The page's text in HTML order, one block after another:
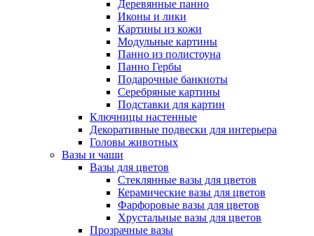
Деревянные панно
Иконы и лики
Картины из кожи
Модульные картины
Панно из полистоуна
Панно Гербы
Подарочные банкноты
Серебряные картины
Подставки для картин
Ключницы настенные
Декоративные подвески для интерьера
Головы животных
Вазы и чаши
Вазы для цветов
Стеклянные вазы для цветов
Керамические вазы для цветов
Фарфоровые вазы для цветов
Хрустальные вазы для цветов
Прозрачные вазы